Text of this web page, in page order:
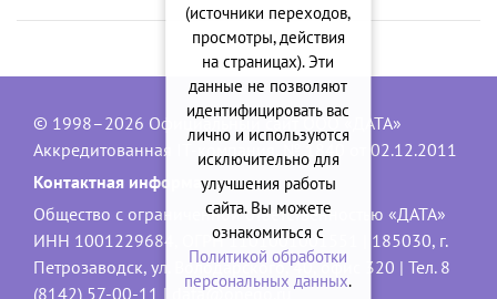
© 1998–2026 Официальный сайт ООО «ДАТА»
Аккредитованная IT-компания, № 1840 от 02.12.2011
Контактная информация:
Общество с ограниченной ответственностью «ДАТА»
ИНН 1001229684, ОГРН 1101001001551 | 185030, г.
Петрозаводск, ул. Володарского, 40, офис 320 | Тел. 8
(8142) 57-00-11 |
data@onego.ru
(источники переходов,
просмотры, действия
на страницах). Эти
данные не позволяют
идентифицировать вас
лично и используются
исключительно для
улучшения работы
сайта. Вы можете
ознакомиться с
Политикой обработки
персональных данных.